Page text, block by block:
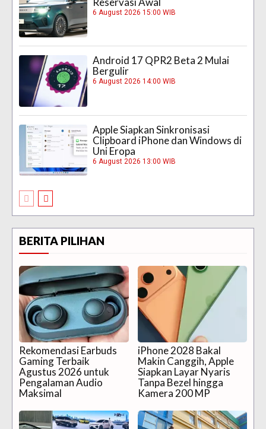
6 August 2026 15:00 WIB
Android 17 QPR2 Beta 2 Mulai
Bergulir
6 August 2026 14:00 WIB
Apple Siapkan Sinkronisasi
Clipboard iPhone dan Windows di
Uni Eropa
6 August 2026 13:00 WIB
BERITA PILIHAN
Rekomendasi Earbuds
Gaming Terbaik
Agustus 2026 untuk
Pengalaman Audio
Maksimal
iPhone 2028 Bakal
Makin Canggih, Apple
Siapkan Layar Nyaris
Tanpa Bezel hingga
Kamera 200 MP